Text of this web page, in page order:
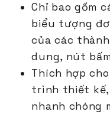
Chỉ bao gồm
biểu tượng
của các
dung, nút
Thích hợp
trình thiết
nhanh chóng